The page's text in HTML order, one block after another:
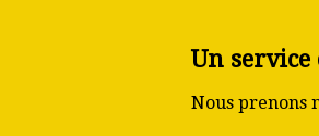
Un service
Nous prenons